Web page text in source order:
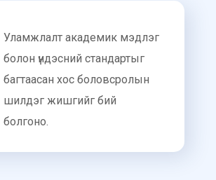
Уламжлалт академик мэдлэг
болон үндэсний стандартыг
багтаасан хос боловсролын
шилдэг жишгийг бий
болгоно.